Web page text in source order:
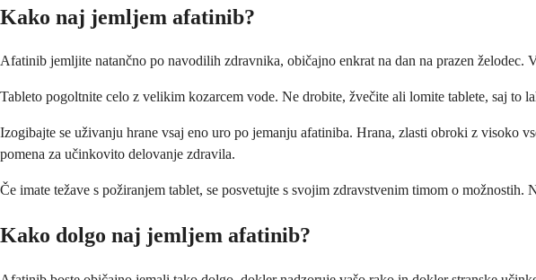
Kako naj jemljem afatinib?
Afatinib jemljite natančno po navodilih zdravnika, običajno enkrat na dan na prazen
Tableto pogoltnite celo z velikim kozarcem vode. Ne drobite, žvečite ali lomite tablete, saj to
Izogibajte se uživanju hrane vsaj eno uro po jemanju afatiniba. Hrana, zlasti obroki z visoko
pomena za učinkovito delovanje zdravila.
Če imate težave s požiranjem tablet, se posvetujte s svojim zdravstvenim timom o
Kako dolgo naj jemljem afatinib?